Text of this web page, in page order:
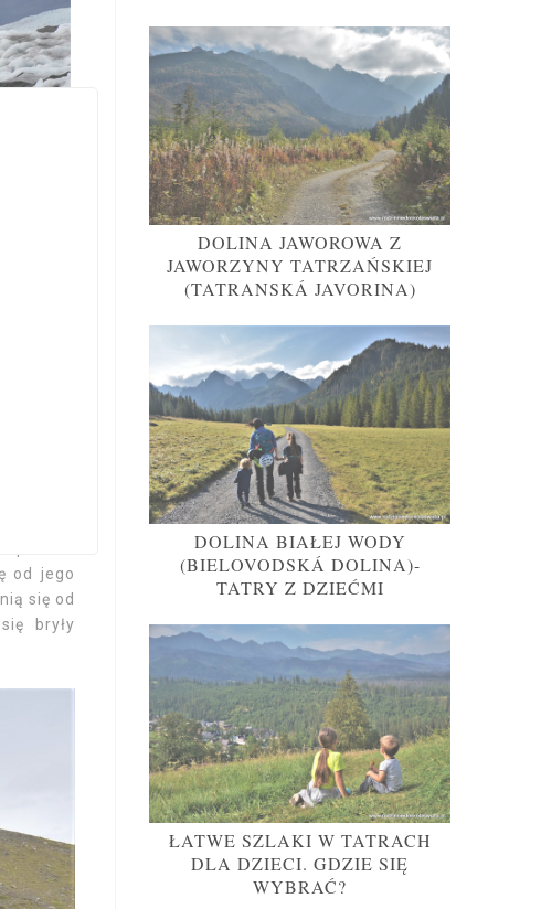
od jego
się od
bryły
DOLINA JAWOROWA Z
JAWORZYNY TATRZAŃSKIEJ
(TATRANSKÁ JAVORINA)
DOLINA BIAŁEJ WODY
(BIELOVODSKÁ DOLINA)-
TATRY Z DZIEĆMI
ŁATWE SZLAKI W TATRACH
DLA DZIECI. GDZIE SIĘ
WYBRAĆ?